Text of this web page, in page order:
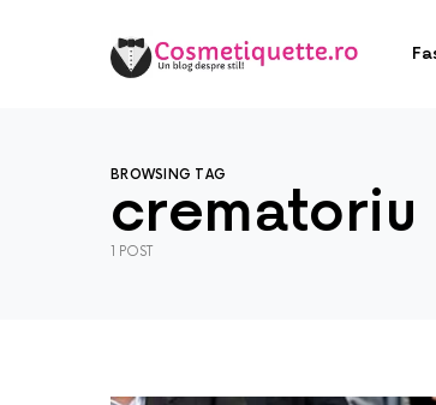
BROWSING TAG
crematoriu
1 POST